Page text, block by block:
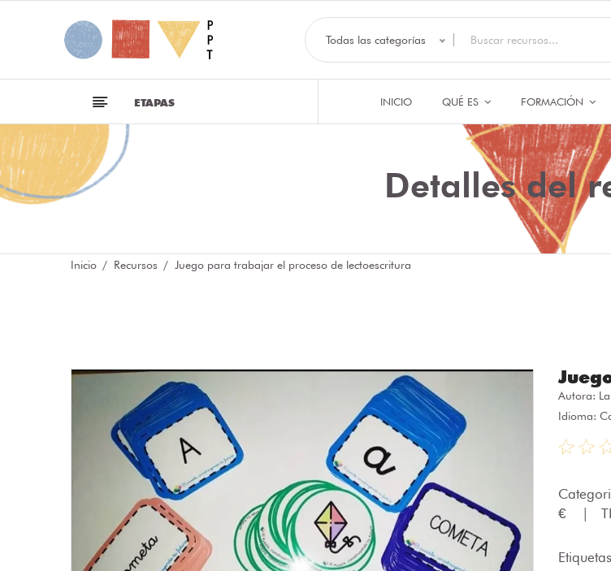
Todas las categorías
ETAPAS INICIO QUÉ ES FORMACIÓN
Detalles del
Inicio Recursos Juego para trabajar el proceso de lectoescritura
Autora:
Idioma:
€